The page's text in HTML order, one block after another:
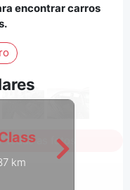
encontrar carros
km
as fotos